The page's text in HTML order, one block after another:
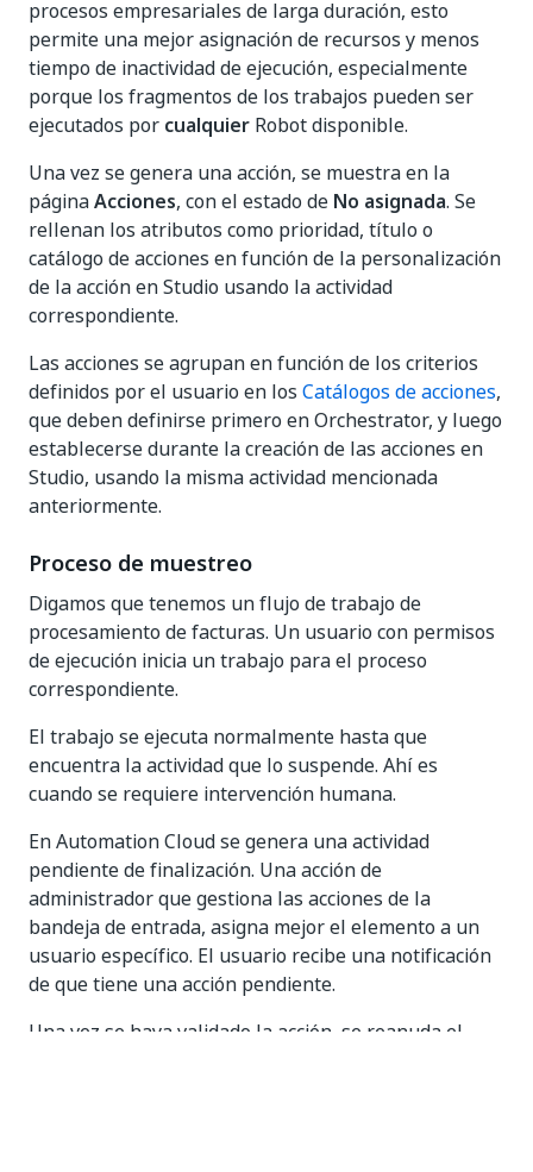
procesos empresariales de larga duración, esto
permite una mejor asignación de recursos y menos
tiempo de inactividad de ejecución, especialmente
porque los fragmentos de los trabajos pueden ser
ejecutados por cualquier Robot disponible.
Una vez se genera una acción, se muestra en la
páginaAcciones, con el estado de No asignada. Se
rellenan los atributos como prioridad, título o
catálogo de acciones en función de la personalización
de la acción en Studio usando la actividad
correspondiente.
Las acciones se agrupan en función de los criterios
definidos por el usuario en los Catálogos de acciones,
que deben definirse primero en Orchestrator, y luego
establecerse durante la creación de las acciones en
Studio, usando la misma actividad mencionada
anteriormente.
Proceso de muestreo
Digamos que tenemos un flujo de trabajo de
procesamiento de facturas. Un usuario con permisos
de ejecución inicia un trabajo para el proceso
correspondiente.
El trabajo se ejecuta normalmente hasta que
encuentra la actividad que lo suspende. Ahí es
cuando se requiere intervención humana.
En Automation Cloud se genera una actividad
pendiente de finalización. Una acción de
administrador que gestiona las acciones de la
bandeja de entrada, asigna mejor el elemento a un
usuario específico. El usuario recibe una notificación
de que tiene una acción pendiente.
Una vez se haya validado la acción, se reanuda el